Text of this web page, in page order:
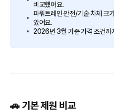
비교했어요.
파워트레인·안전/기술·차체 크
았어요.
2026년 3월 기준 가격 조건까
🚗 기본 제원 비교